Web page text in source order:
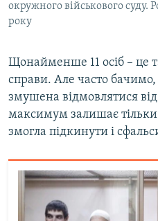
окружного військового суду.
року
Щонайменше 11 осіб – це
справи. Але часто бачимо,
змушена відмовлятися
максимум залишає тільки
змогла підкинути і